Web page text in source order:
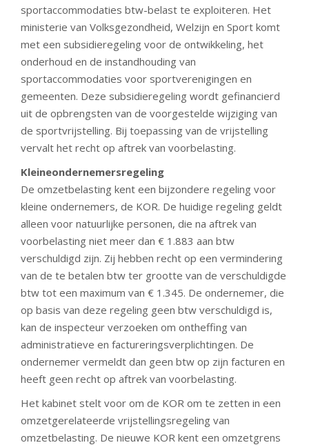
sportaccommodaties btw-belast te exploiteren. Het
ministerie van Volksgezondheid, Welzijn en Sport komt
met een subsidieregeling voor de ontwikkeling, het
onderhoud en de instandhouding van
sportaccommodaties voor sportverenigingen en
gemeenten. Deze subsidieregeling wordt gefinancierd
uit de opbrengsten van de voorgestelde wijziging van
de sportvrijstelling. Bij toepassing van de vrijstelling
vervalt het recht op aftrek van voorbelasting.
Kleineondernemersregeling
De omzetbelasting kent een bijzondere regeling voor
kleine ondernemers, de KOR. De huidige regeling geldt
alleen voor natuurlijke personen, die na aftrek van
voorbelasting niet meer dan € 1.883 aan btw
verschuldigd zijn. Zij hebben recht op een vermindering
van de te betalen btw ter grootte van de verschuldigde
btw tot een maximum van € 1.345. De ondernemer, die
op basis van deze regeling geen btw verschuldigd is,
kan de inspecteur verzoeken om ontheffing van
administratieve en factureringsverplichtingen. De
ondernemer vermeldt dan geen btw op zijn facturen en
heeft geen recht op aftrek van voorbelasting.
Het kabinet stelt voor om de KOR om te zetten in een
omzetgerelateerde vrijstellingsregeling van
omzetbelasting. De nieuwe KOR kent een omzetgrens